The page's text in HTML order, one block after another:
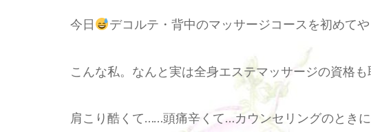
今日 デコルテ・背中のマッサージコースを初めて
こんな私。なんと実は全身エステマッサージの資格
肩こり酷くて……頭痛辛くて…カウンセリングのとき